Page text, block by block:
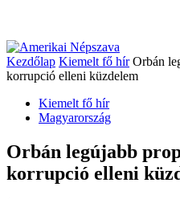
Kezdőlap Kiemelt fő hír Orbán
korrupció elleni küzdelem
Kiemelt fő hír
Magyarország
Orbán legújabb
korrupció elleni